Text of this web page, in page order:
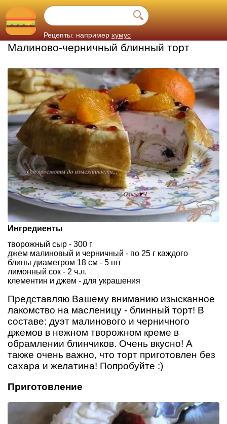
Рецепты: например хумус
Малиново-черничный блинный торт
Ингредиенты
творожный сыр - 300 г
джем малиновый и черничный - по 25 г каждого
блины диаметром 18 см - 5 шт
лимонный сок - 2 ч.л.
клементин и джем - для украшения
Представляю Вашему вниманию изысканное
лакомство на масленицу - блинный торт! В
составе: дуэт малинового и черничного
джемов в нежном творожном креме в
обрамлении блинчиков. Очень вкусно! А
также очень важно, что торт приготовлен без
сахара и желатина! Попробуйте :)
Приготовление